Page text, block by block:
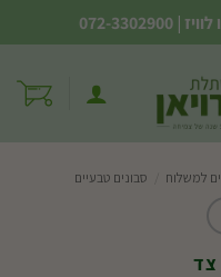
|
072-3302900
למשלוח סבונים טבעיים
צד